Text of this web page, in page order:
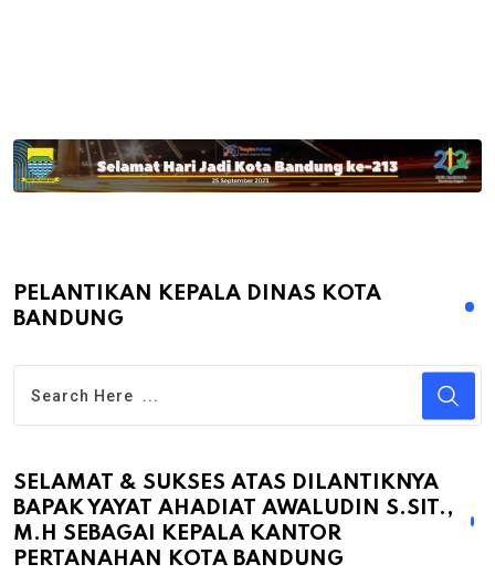
PELANTIKAN KEPALA DINAS KOTA
BANDUNG
SELAMAT & SUKSES ATAS DILANTIKNYA
BAPAK YAYAT AHADIAT AWALUDIN S.SIT.,
M.H SEBAGAI KEPALA KANTOR
PERTANAHAN KOTA BANDUNG